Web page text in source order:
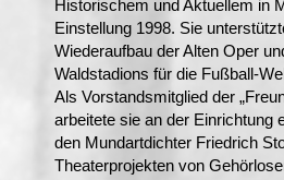
Historischem und Aktuellem in
Einstellung 1998. Sie
Wiederaufbau der Alten Oper
Waldstadions für die Fußball-
Als Vorstandsmitglied der
arbeitete sie an der Einrichtung
den Mundartdichter Friedrich
Theaterprojekten von